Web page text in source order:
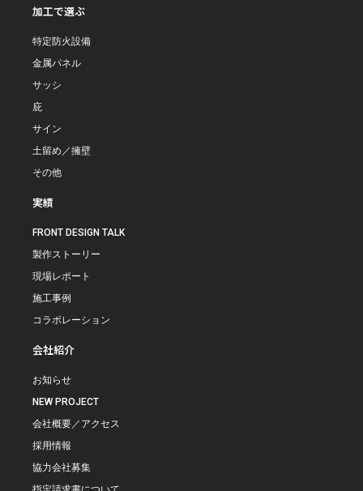
加工で選ぶ
特定防火設備
金属パネル
サッシ
庇
サイン
土留め／擁壁
その他
実績
FRONT DESIGN TALK
製作ストーリー
現場レポート
施工事例
コラボレーション
会社紹介
お知らせ
NEW PROJECT
会社概要／アクセス
採用情報
協力会社募集